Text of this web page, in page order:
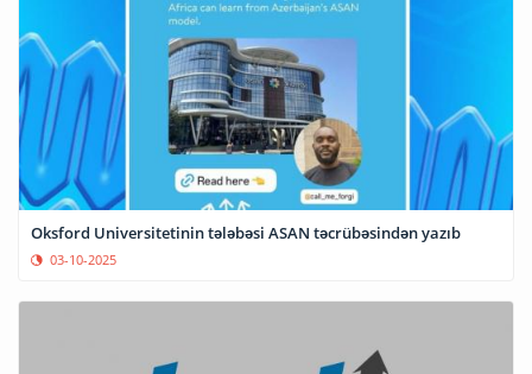
Oksford Universitetinin tələbəsi ASAN təcrübəsindən yazıb
03-10-2025